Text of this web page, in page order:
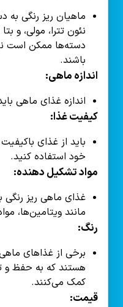
ماهیان ریز رنگی به
نئون تترا، مولی، و
دسته‌ها ممکن است
باشند.
اندازه ماهی:
اندازه غذای ماهی
کیفیت غذا:
باید از غذای
خود استفاده کنید.
مواد تشکیل دهنده:
غذای ماهی ریز
مانند ویتامین‌ها،
رنگ:
برخی از غذاهای
هستند که به حفظ و
کمک می‌کنند.
قیمت: